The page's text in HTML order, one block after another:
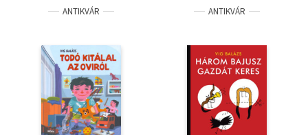
ANTIKVÁR ANTIKVÁR